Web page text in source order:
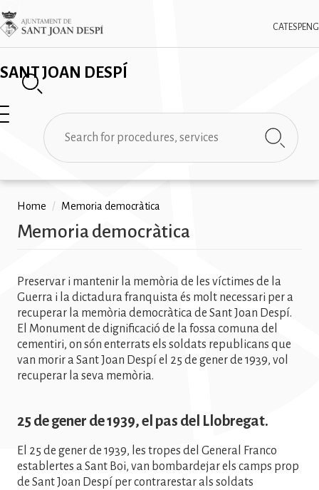
Skip
to
main
SANT JOAN DESPÍ
CAT ESPENG
Imatge
✕
Search
Breadcrumb
Home / Memoria democràtica
Memoria democràtica
Preservar i mantenir la memòria de les víctimes de la
Guerra i la dictadura franquista és molt necessari per a
recuperar la memòria democràtica de Sant Joan Despí.
El Monument de dignificació de la fossa comuna del
cementiri, on són enterrats els soldats republicans que
van morir a Sant Joan Despí el 25 de gener de 1939, vol
recuperar la seva memòria.
25 de gener de 1939, el pas del Llobregat.
El 25 de gener de 1939, les tropes del General Franco
establertes a Sant Boi, van bombardejar els camps prop
de Sant Joan Despí per contrarestar als soldats